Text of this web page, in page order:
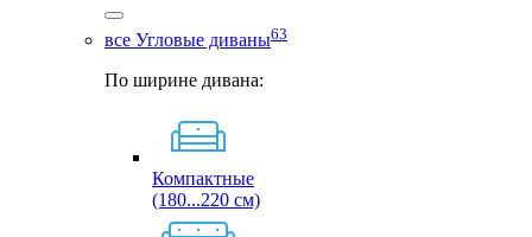
все Угловые диваны63
По ширине дивана:
Компактные
(180...220 см)